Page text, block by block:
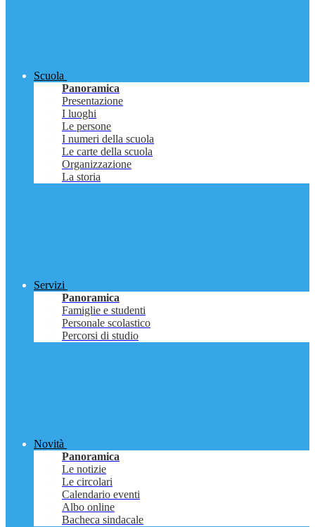
Scuola
Panoramica
Presentazione
I luoghi
Le persone
I numeri della scuola
Le carte della scuola
Organizzazione
La storia
Servizi
Panoramica
Famiglie e studenti
Personale scolastico
Percorsi di studio
Novità
Panoramica
Le notizie
Le circolari
Calendario eventi
Albo online
Bacheca sindacale